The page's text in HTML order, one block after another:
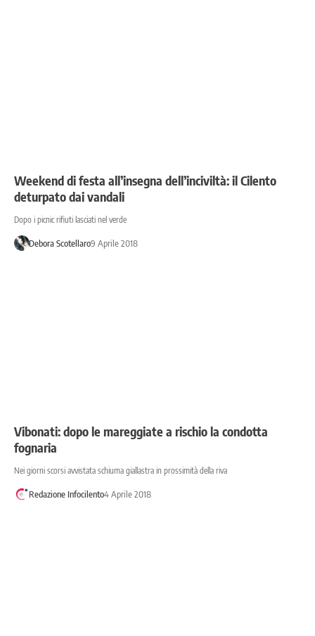
Weekend di festa all’insegna dell’inciviltà: il Cilento
deturpato dai vandali
Dopo i picnic rifiuti lasciati nel verde
Debora Scotellaro9 Aprile 2018
Vibonati: dopo le mareggiate a rischio la condotta
fognaria
Nei giorni scorsi avvistata schiuma giallastra in prossimità della riva
Redazione Infocilento4 Aprile 2018